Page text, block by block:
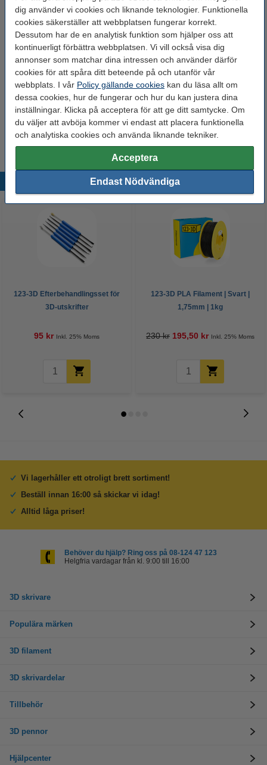
dig använder vi cookies och liknande teknologier. Funktionella
cookies säkerställer att webbplatsen fungerar korrekt.
Dessutom har de en analytisk funktion som hjälper oss att
kontinuerligt förbättra webbplatsen. Vi vill också visa dig
annonser som matchar dina intressen och använder därför
cookies för att spåra ditt beteende på och utanför vår
webbplats. I vår Policy gällande cookies kan du läsa allt om
dessa cookies, hur de fungerar och hur du kan justera dina
inställningar. Klicka på acceptera för att ge ditt samtycke. Om
du väljer att avböja kommer vi endast att placera funktionella
och analytiska cookies och använda liknande tekniker.
Acceptera
Endast Nödvändiga
Produktkod: DFE20259
Glöm inte att beställa!
123-3D Efterbehandlingsset för 3D-utskrifter
95 kr
3DLAC självhäftande spray | 400ml
95 kr
Populära produkter
123-3D Efterbehandlingsset för
3D-utskrifter
95 kr Inkl. 25% Moms
123-3D PLA Filament | Svart |
1,75mm | 1kg
230 kr 195,50 kr Inkl. 25% Moms
Vi lagerhåller ett otroligt brett sortiment!
Beställ innan 16:00 så skickar vi idag!
Alltid låga priser!
Behöver du hjälp? Ring oss på 08-124 47 123
Helgfria vardagar från kl. 9:00 till 16:00
3D skrivare
Populära märken
3D filament
3D skrivardelar
Tillbehör
3D pennor
Hjälpcenter